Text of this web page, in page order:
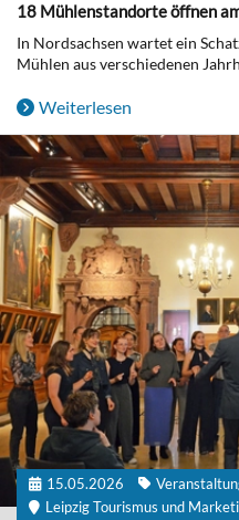
18 Mühlenstandorte öffnen
In Nordsachsen wartet ein
Mühlen aus verschiedenen
Weiterlesen
15.05.2026
Leipzig Tourismus und